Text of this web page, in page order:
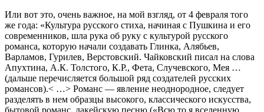
Или вот это, очень важное, на мой взгляд, от 4 февраля того
же года: «Культура русского стиха, начиная с Пушкина и его
современников, шла рука об руку с культурой русского
романса, которую начали создавать Глинка, Алябьев,
Варламов, Гурилев, Верстовский. Чайковский писал на слова
Апухтина, А.К. Толстого, К.Р., Фета, Случевского, Мея …
(дальше перечисляется большой ряд создателей русских
романсов).< …> Романс — явление неоднородное, следует
разделять в нем образцы высокого, классического искусства,
бытовой романс, лакейскую песню («Всю то я вселенную